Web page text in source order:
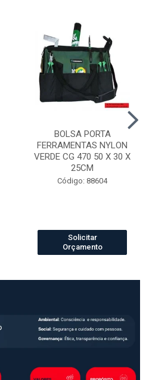
BOLSA PORTA
FERRAMENTAS NYLON
VERDE CG 470 50 X 30 X
25CM
Código: 88604
Solicitar
Orçamento